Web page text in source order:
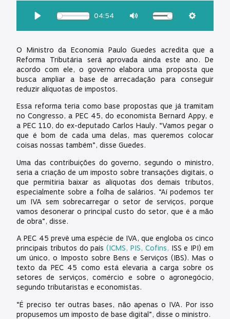
04:54
O Ministro da Economia Paulo Guedes acredita que a
Reforma Tributária será aprovada ainda este ano. De
acordo com ele, o governo elabora uma proposta que
busca ampliar a base de arrecadação para conseguir
reduzir alíquotas de impostos.
Essa reforma teria como base propostas que já tramitam
no Congresso, a PEC 45, do economista Bernard Appy, e
a PEC 110, do ex-deputado Carlos Hauly. “Vamos pegar o
que é bom de cada uma delas, mas queremos colocar
coisas nossas também”, disse Guedes.
Uma das contribuições do governo, segundo o ministro,
seria a criação de um imposto sobre transações digitais, o
que permitiria baixar as alíquotas dos demais tributos,
especialmente sobre a folha de salários. “Aí podemos ter
um IVA sem sobrecarregar o setor de serviços, porque
vamos desonerar o principal custo do setor, que é a mão
de obra”, disse.
A PEC 45 prevê uma espécie de IVA, que engloba os cinco
principais tributos do país(ICMS, PIS, Cofins, ISS e IPI) em
um único, o Imposto sobre Bens e Serviços (IBS). Mas o
texto da PEC 45 como está elevaria a carga sobre os
setores de serviços, comércio e sobre o agronegócio,
segundo tributaristas e economistas.
“É preciso ter outras bases, não apenas o IVA. Por isso
propusemos um imposto de base digital”, disse o ministro.